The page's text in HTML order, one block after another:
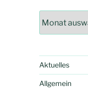
Aktuelles
Allgemein